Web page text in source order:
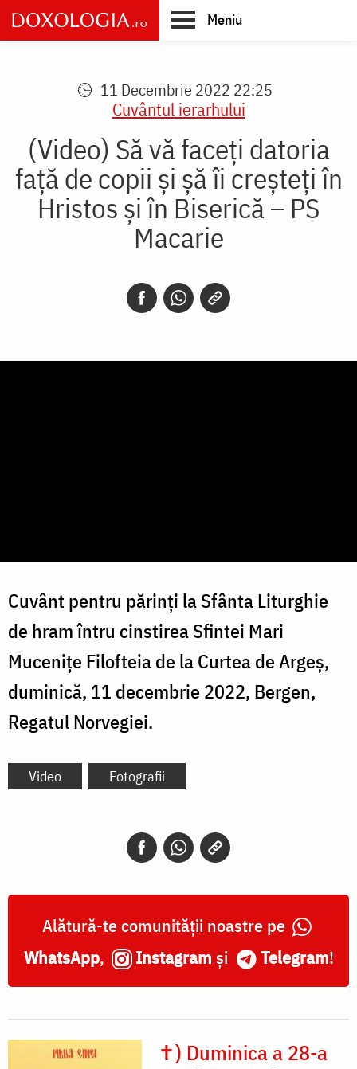
Skip
to
main
Meniu
11 Decembrie 2022 22:25
Cuvântul ierarhului
(Video) Să vă faceți datoria
față de copii și șă îi creșteți în
Hristos și în Biserică – PS
Macarie
Cuvânt pentru părinți la Sfânta Liturghie
de hram întru cinstirea Sfintei Mari
Mucenițe Filofteia de la Curtea de Argeș,
duminică, 11 decembrie 2022, Bergen,
Regatul Norvegiei.
Video Fotografii
Alătură-te comunității noastre pe
WhatsApp, Instagram și Telegram!
✝) Duminica a 28-a